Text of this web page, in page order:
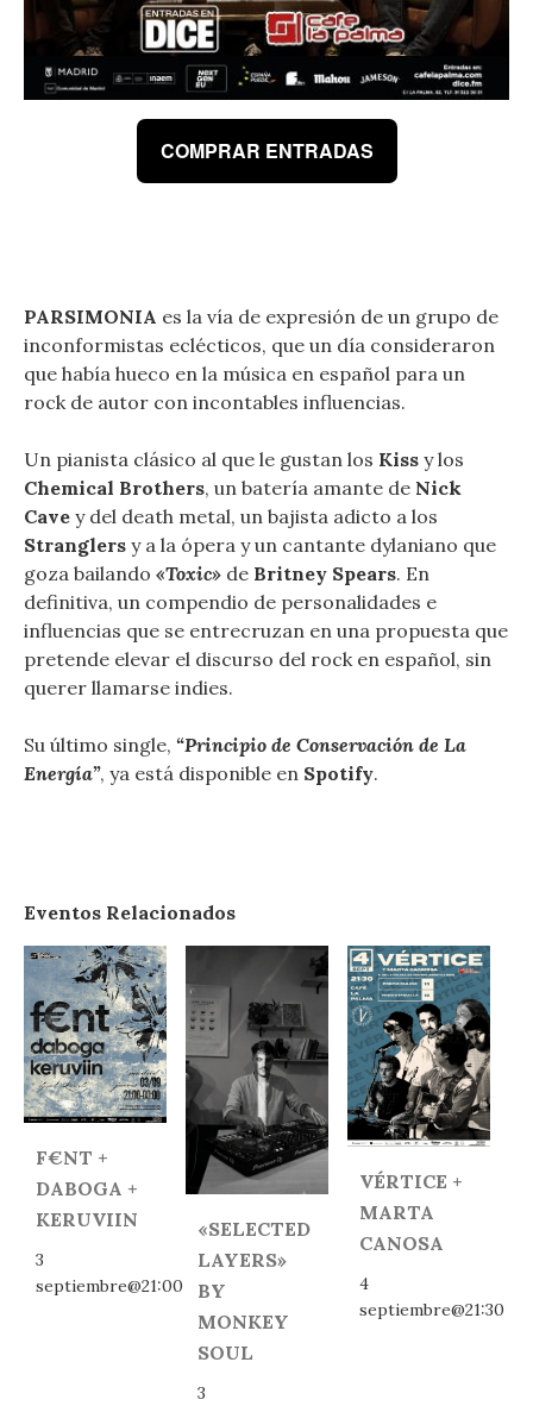
COMPRAR ENTRADAS
PARSIMONIA es la vía de expresión de un grupo de
inconformistas eclécticos, que un día consideraron
que había hueco en la música en español para un
rock de autor con incontables influencias.
Un pianista clásico al que le gustan los Kiss y los
Chemical Brothers, un batería amante de Nick
Cave y del death metal, un bajista adicto a los
Stranglers y a la ópera y un cantante dylaniano que
goza bailando «Toxic» de Britney Spears. En
definitiva, un compendio de personalidades e
influencias que se entrecruzan en una propuesta que
pretende elevar el discurso del rock en español, sin
querer llamarse indies.
Su último single, “Principio de Conservación de La
Energía”, ya está disponible en Spotify.
Eventos Relacionados
F€NT +
DABOGA +
KERUVIIN
3
septiembre@21:00
«SELECTED
LAYERS»
BY
MONKEY
SOUL
3
VÉRTICE +
MARTA
CANOSA
4
septiembre@21:30